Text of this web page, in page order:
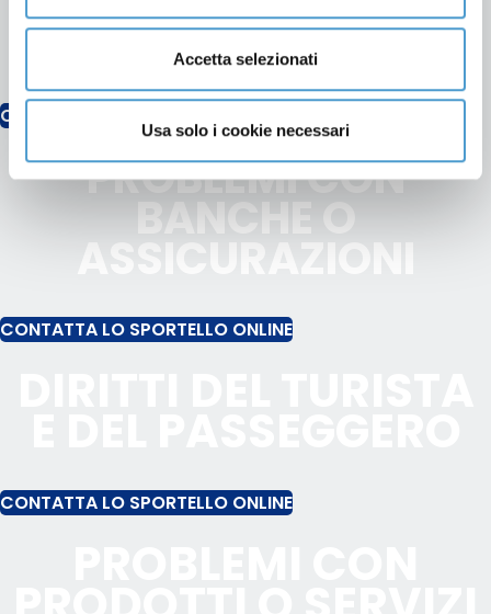
Accetta selezionati
Usa solo i cookie necessari
GAS - ACQUA
CONTATTA LO SPORTELLO ONLINE
PROBLEMI CON
BANCHE O
ASSICURAZIONI
CONTATTA LO SPORTELLO ONLINE
CONTATTA LO SPORTELLO ONLINE